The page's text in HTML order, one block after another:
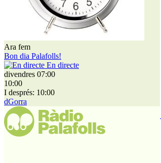
Ara fem
Bon dia Palafolls!
En directe
divendres 07:00
10:00
I després: 10:00
dGorra
El més llegit
ESPORTS CAP DE SETMANA
2
Enxampat l’autor de les pintades a la
3